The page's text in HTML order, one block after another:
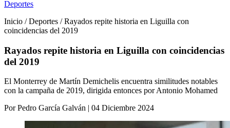
Deportes
Inicio / Deportes / Rayados repite historia en Liguilla con
coincidencias del 2019
Rayados repite historia en Liguilla con coincidencias
del 2019
El Monterrey de Martín Demichelis encuentra similitudes notables
con la campaña de 2019, dirigida entonces por Antonio Mohamed
Por Pedro García Galván | 04 Diciembre 2024